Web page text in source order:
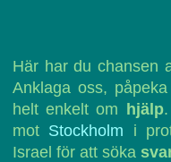
Här har du chansen
Anklaga oss,
helt enkelt om
hjälp
mot Stockholm i
Israel för att söka